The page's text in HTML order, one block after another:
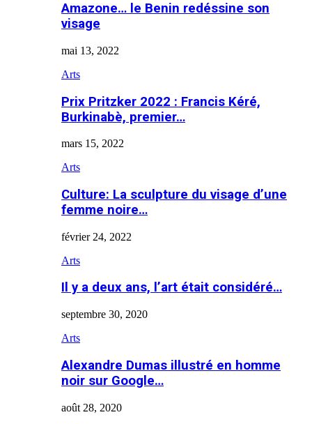
Amazone… le Benin redéssine son
visage
mai 13, 2022
Arts
Prix Pritzker 2022 : Francis Kéré,
Burkinabè, premier…
mars 15, 2022
Arts
Culture: La sculpture du visage d’une
femme noire…
février 24, 2022
Arts
Il y a deux ans, l’art était considéré…
septembre 30, 2020
Arts
Alexandre Dumas illustré en homme
noir sur Google…
août 28, 2020